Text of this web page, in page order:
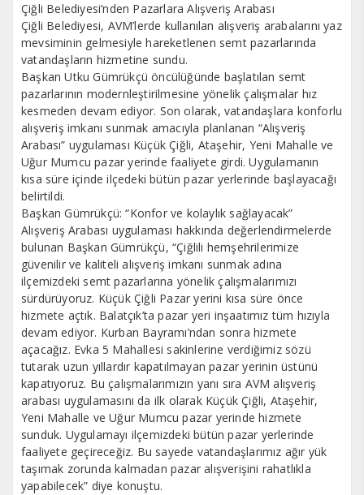
Çiğli Belediyesi’nden Pazarlara Alışveriş Arabası
Çiğli Belediyesi, AVM’lerde kullanılan alışveriş arabalarını yaz
mevsiminin gelmesiyle hareketlenen semt pazarlarında
vatandaşların hizmetine sundu.
Başkan Utku Gümrükçü öncülüğünde başlatılan semt
pazarlarının modernleştirilmesine yönelik çalışmalar hız
kesmeden devam ediyor. Son olarak, vatandaşlara konforlu
alışveriş imkanı sunmak amacıyla planlanan “Alışveriş
Arabası” uygulaması Küçük Çiğli, Ataşehir, Yeni Mahalle ve
Uğur Mumcu pazar yerinde faaliyete girdi. Uygulamanın
kısa süre içinde ilçedeki bütün pazar yerlerinde başlayacağı
belirtildi.
Başkan Gümrükçü: “Konfor ve kolaylık sağlayacak”
Alışveriş Arabası uygulaması hakkında değerlendirmelerde
bulunan Başkan Gümrükçü, “Çiğlili hemşehrilerimize
güvenilir ve kaliteli alışveriş imkanı sunmak adına
ilçemizdeki semt pazarlarına yönelik çalışmalarımızı
sürdürüyoruz. Küçük Çiğli Pazar yerini kısa süre önce
hizmete açtık. Balatçık’ta pazar yeri inşaatımız tüm hızıyla
devam ediyor. Kurban Bayramı’ndan sonra hizmete
açacağız. Evka 5 Mahallesi sakinlerine verdiğimiz sözü
tutarak uzun yıllardır kapatılmayan pazar yerinin üstünü
kapatıyoruz. Bu çalışmalarımızın yanı sıra AVM alışveriş
arabası uygulamasını da ilk olarak Küçük Çiğli, Ataşehir,
Yeni Mahalle ve Uğur Mumcu pazar yerinde hizmete
sunduk. Uygulamayı ilçemizdeki bütün pazar yerlerinde
faaliyete geçireceğiz. Bu sayede vatandaşlarımız ağır yük
taşımak zorunda kalmadan pazar alışverişini rahatlıkla
yapabilecek” diye konuştu.